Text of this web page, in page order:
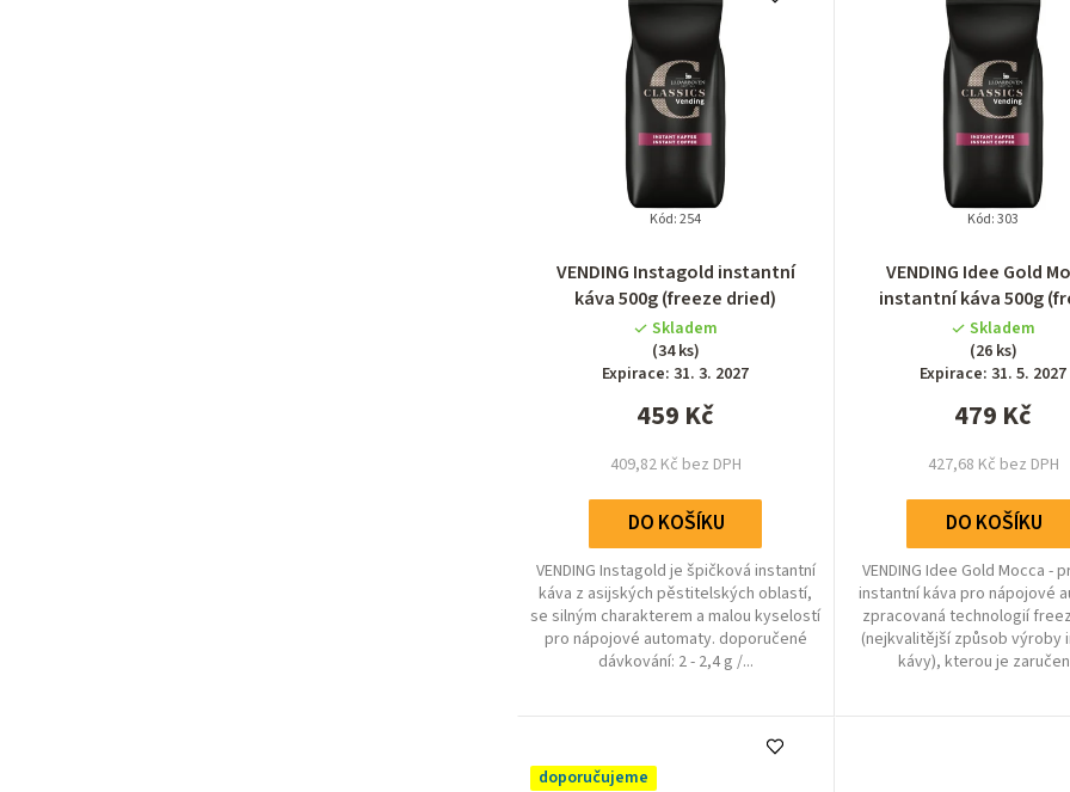
VENDING Instagold instantní
káva 500g (freeze dried)
Skladem
(34 ks)
Expirace: 31. 3. 2027
409,82 Kč bez DPH
459 Kč
DO KOŠÍKU
VENDING Instagold je špičková instantní
káva z asijských pěstitelských oblastí,
se silným charakterem a malou kyselostí
pro nápojové automaty. doporučené
dávkování: 2 - 2,4 g /...
Kód:254
VENDING Idee Gold
instantní káva 500g
dried)
Skladem
(26 ks)
Expirace: 31. 5. 2027
427,68 Kč bez DPH
479 Kč
DO KOŠÍKU
VENDING Idee Gold Mocca -
instantní káva pro nápojové
zpracovaná technologií
(nejkvalitější způsob výroby
kávy), kterou je
Kód:303
doporučujeme